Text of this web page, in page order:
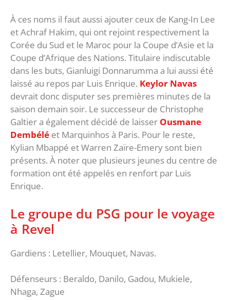
À ces noms il faut aussi ajouter ceux de Kang-In Lee
et Achraf Hakim, qui ont rejoint respectivement la
Corée du Sud et le Maroc pour la Coupe d’Asie et la
Coupe d’Afrique des Nations. Titulaire indiscutable
dans les buts, Gianluigi Donnarumma a lui aussi été
laissé au repos par Luis Enrique. Keylor Navas
devrait donc disputer ses premières minutes de la
saison demain soir. Le successeur de Christophe
Galtier a également décidé de laisser Ousmane
Dembélé et Marquinhos à Paris. Pour le reste,
Kylian Mbappé et Warren Zaïre-Emery sont bien
présents. À noter que plusieurs jeunes du centre de
formation ont été appelés en renfort par Luis
Enrique.
Le groupe du PSG pour le voyage
à Revel
Gardiens : Letellier, Mouquet, Navas.
Défenseurs : Beraldo, Danilo, Gadou, Mukiele,
Nhaga, Zague